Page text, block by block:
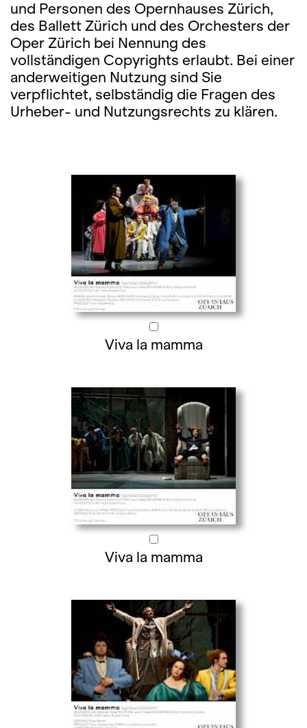
und Personen des Opernhauses Zürich,
des Ballett Zürich und des Orchesters der
Oper Zürich bei Nennung des
vollständigen Copyrights erlaubt. Bei einer
anderweitigen Nutzung sind Sie
verpflichtet, selbständig die Fragen des
Urheber- und Nutzungsrechts zu klären.
Viva la mamma
Viva la mamma